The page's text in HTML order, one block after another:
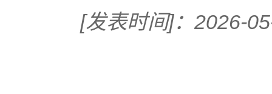
[发表时间]：2026-